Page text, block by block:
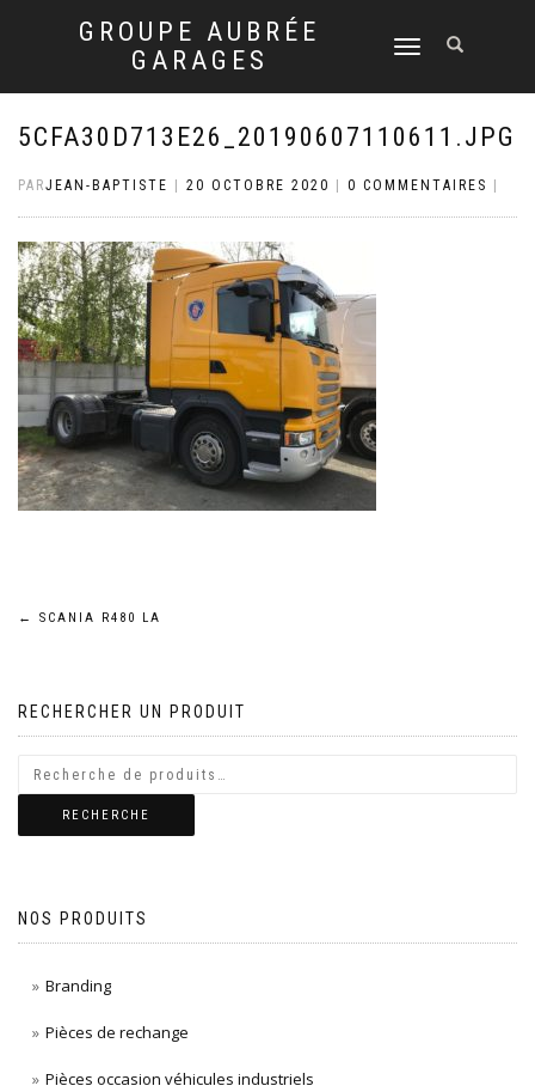
GROUPE AUBRÉE
GARAGES
DÉPLIER
NAVIGATION
5CFA30D713E26_20190607110611.JPG
PARJEAN-BAPTISTE 20 OCTOBRE 2020 0 COMMENTAIRES
Navigation
l’article
← SCANIA R480 LA
RECHERCHER UN PRODUIT
RECHERCHE
NOS PRODUITS
Branding
Pièces de rechange
Pièces occasion véhicules industriels